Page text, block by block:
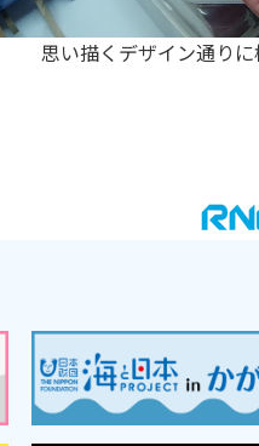
思い描くデザイン通り